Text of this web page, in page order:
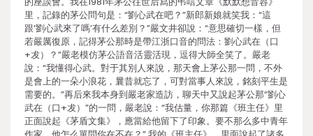
里，記錄的茅公問句是：“劉心武在吧？”新郎新娘就笑我：“這
跟‘劉心武來了嗎’有什么差別？”嚴文井卻說：“意思確切一樣，但
若嚴厲復原，記得茅公那時是帶江浙口音的問法：劉心武在（口
+犮）？”嚴老模仿茅公語音活靈活現，逗得大師全笑了。嚴老
說：“我懂得心武。對于其別人來說，那天會上茅公那一問，不外
是會上的一朵小浪花，曩昔就忘了，可對當事人來說，銘刻平生是
需要的。”再后來我本身到嚴老家造訪，聊天中又說起茅公那“劉心
武在（口+犮）”的一問，嚴老說：“我估量，你那篇《班主任》里
正面說起《茅盾文集》，應當給他留下了印象。要不那么多中青年